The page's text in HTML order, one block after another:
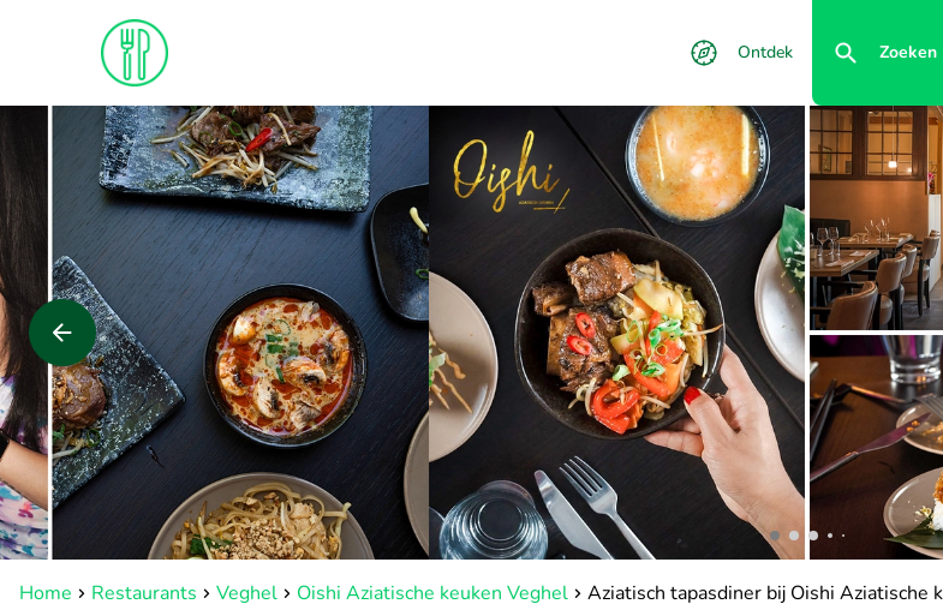
Ontdek Zoeken
Home Restaurants Veghel Oishi Aziatische keuken Veghel Aziatisch tapasdiner bij Oishi Aziatische